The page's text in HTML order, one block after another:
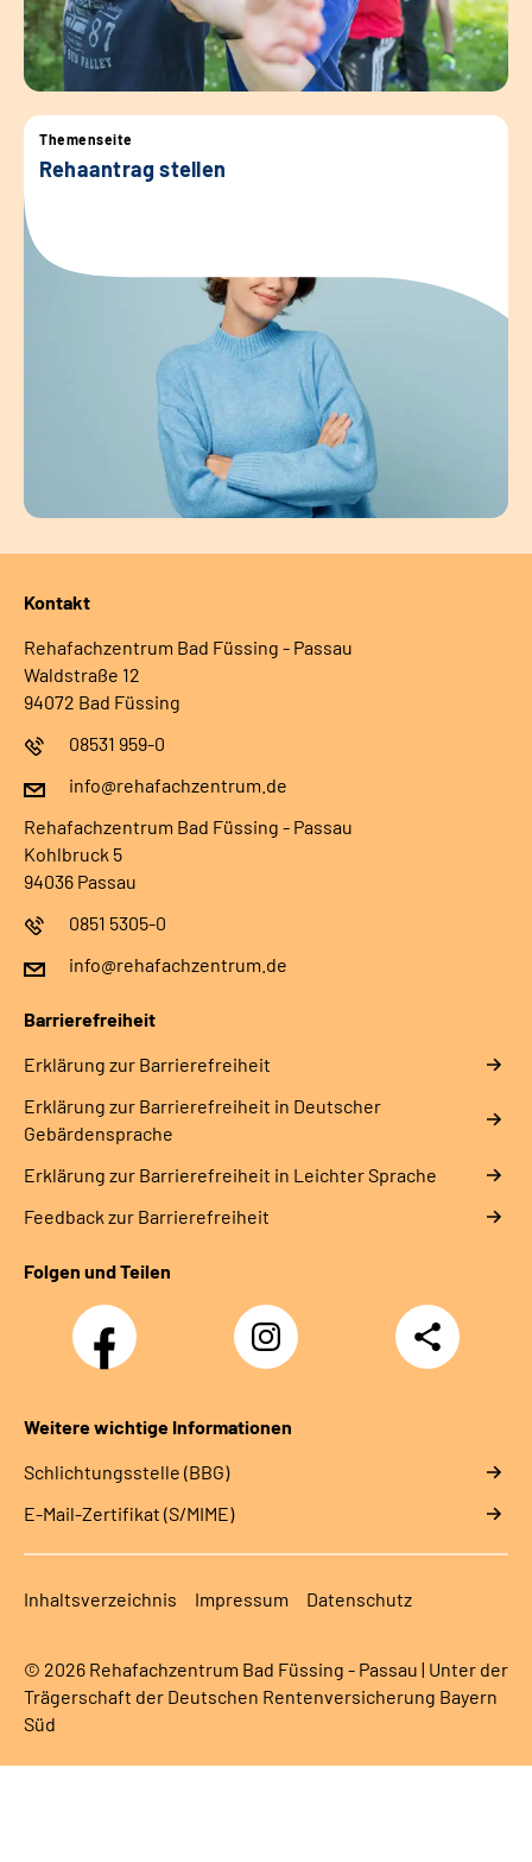
Themenseite
Rehaantrag stellen
Kontakt
Rehafachzentrum Bad Füssing - Passau
Waldstraße 12
94072 Bad Füssing
08531 959-0
info@rehafachzentrum.de
Rehafachzentrum Bad Füssing - Passau
Kohlbruck 5
94036 Passau
0851 5305-0
info@rehafachzentrum.de
Barrierefreiheit
Erklärung zur Barrierefreiheit
Erklärung zur Barrierefreiheit in Deutscher
Gebärdensprache
Erklärung zur Barrierefreiheit in Leichter Sprache
Feedback zur Barrierefreiheit
Folgen und Teilen
Facebook Instagram
Teilen
Weitere wichtige Informationen
Schlichtungsstelle (BBG)
E-Mail-Zertifikat (S/MIME)
Inhaltsverzeichnis Impressum Datenschutz
© 2026 Rehafachzentrum Bad Füssing - Passau | Unter der
Trägerschaft der Deutschen Rentenversicherung Bayern
Süd